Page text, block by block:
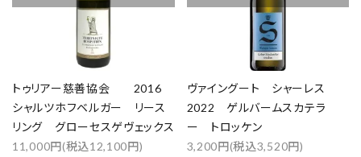
トゥリアー慈善協会 2016
シャルツホフベルガー リース
リング グローセスゲヴェックス
11,000円(税込12,100円)
ヴァイングート シャーレス
2022 ゲルバームスカテラ
ー トロッケン
3,200円(税込3,520円)